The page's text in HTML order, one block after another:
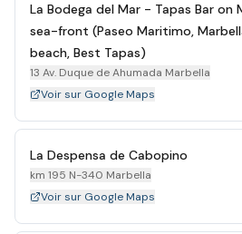
La Bodega del Mar - Tapas Bar on
sea-front (Paseo Maritimo,
beach, Best Tapas)
13 Av. Duque de Ahumada Marbella
Voir sur Google Maps
La Despensa de Cabopino
km 195 N-340 Marbella
Voir sur Google Maps